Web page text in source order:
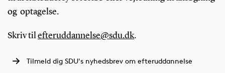
og optagelse.
Skriv til efteruddannelse@sdu.dk.
Tilmeld dig SDU's nyhedsbrev om efteruddannelse